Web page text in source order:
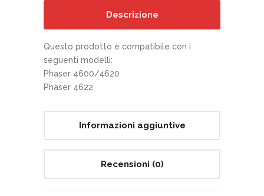
Descrizione
Questo prodotto è compatibile con i
seguenti modelli:
Phaser 4600/4620
Phaser 4622
Informazioni aggiuntive
Recensioni (0)